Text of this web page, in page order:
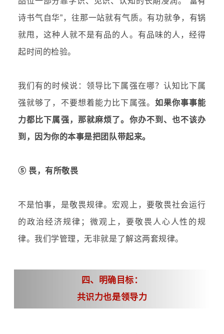
诗书气自华”，往那一站就有气质。有功就争，有锅
就甩，这种人就不是有品的人。有品味的人，经得
起时间的检验。
我们有的时候说：领导比下属强在哪？认知比下属
强就够了，不要想着能力比下属强。 如果你事事能
力都比下属强，那就麻烦了。你办不到、也不该办
到，因为你的本事是把团队带起来。
⑤ 畏，有所敬畏
不是怕事，是敬畏规律。宏观上，要敬畏社会运行
的政治经济规律；微观上，要敬畏人心人性的规
律。我们学管理，无非就是了解这两套规律。
四、 明确目标：
共识力也是领导力